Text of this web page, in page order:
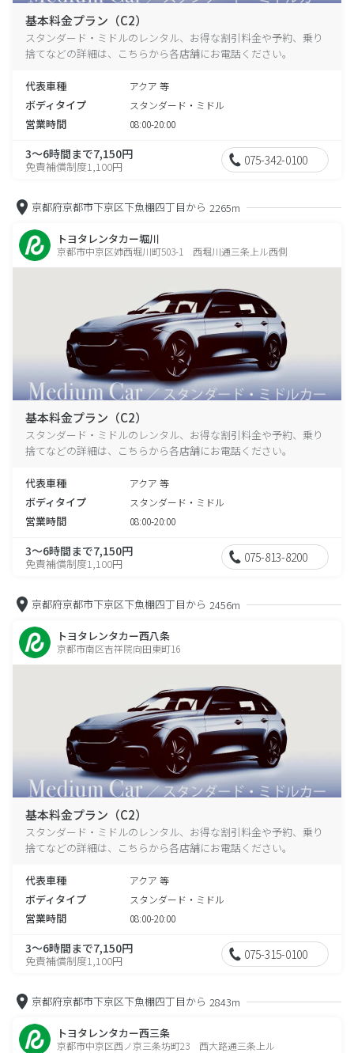
基本料金プラン（C2）
スタンダード・ミドルのレンタル、お得な割引料金や予約、乗り
捨てなどの詳細は、こちらから各店舗にお電話ください。
代表車種 アクア 等
ボディタイプ スタンダード・ミドル
営業時間 08:00-20:00
3～6時間まで7,150円
免責補償制度1,100円 075-342-0100
京都府京都市下京区下魚棚四丁目から 2265m
トヨタレンタカー堀川
京都市中京区姉西堀川町503-1 西堀川通三条上ル西側
基本料金プラン（C2）
スタンダード・ミドルのレンタル、お得な割引料金や予約、乗り
捨てなどの詳細は、こちらから各店舗にお電話ください。
代表車種 アクア 等
ボディタイプ スタンダード・ミドル
営業時間 08:00-20:00
3～6時間まで7,150円
免責補償制度1,100円 075-813-8200
京都府京都市下京区下魚棚四丁目から 2456m
トヨタレンタカー西八条
京都市南区吉祥院向田東町16
基本料金プラン（C2）
スタンダード・ミドルのレンタル、お得な割引料金や予約、乗り
捨てなどの詳細は、こちらから各店舗にお電話ください。
代表車種 アクア 等
ボディタイプ スタンダード・ミドル
営業時間 08:00-20:00
3～6時間まで7,150円
免責補償制度1,100円 075-315-0100
京都府京都市下京区下魚棚四丁目から 2843m
トヨタレンタカー西三条
京都市中京区西ノ京三条坊町23 西大路通三条上ル